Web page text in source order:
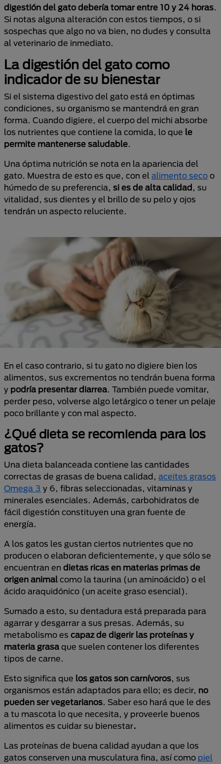
digestión del gato debería tomar entre 10 y 24 horas.
Si notas alguna alteración con estos tiempos, o si
sospechas que algo no va bien, no dudes y consulta
al veterinario de inmediato.
La digestión del gato como
indicador de su bienestar
Si el sistema digestivo del gato está en óptimas
condiciones, su organismo se mantendrá en gran
forma. Cuando digiere, el cuerpo del michi absorbe
los nutrientes que contiene la comida, lo que le
permite mantenerse saludable.
Una óptima nutrición se nota en la apariencia del
gato. Muestra de esto es que, con el alimento seco o
húmedo de su preferencia, si es de alta calidad, su
vitalidad, sus dientes y el brillo de su pelo y ojos
tendrán un aspecto reluciente.
En el caso contrario, si tu gato no digiere bien los
alimentos, sus excrementos no tendrán buena forma
y podría presentar diarrea. También puede vomitar,
perder peso, volverse algo letárgico o tener un pelaje
poco brillante y con mal aspecto.
¿Qué dieta se recomienda para los
gatos?
Una dieta balanceada contiene las cantidades
correctas de grasas de buena calidad, aceites grasos
Omega 3 y 6, fibras seleccionadas, vitaminas y
minerales esenciales. Además, carbohidratos de
fácil digestión constituyen una gran fuente de
energía.
A los gatos les gustan ciertos nutrientes que no
producen o elaboran deficientemente, y que sólo se
encuentran en dietas ricas en materias primas de
origen animal como la taurina (un aminoácido) o el
ácido araquidónico (un aceite graso esencial).
Sumado a esto, su dentadura está preparada para
agarrar y desgarrar a sus presas. Además, su
metabolismo es capaz de digerir las proteínas y
materia grasa que suelen contener los diferentes
tipos de carne.
Esto significa que los gatos son carnívoros, sus
organismos están adaptados para ello; es decir, no
pueden ser vegetarianos. Saber eso hará que le des
a tu mascota lo que necesita, y proveerle buenos
alimentos es cuidar su bienestar.
Las proteínas de buena calidad ayudan a que los
gatos conserven una musculatura fina, así como piel